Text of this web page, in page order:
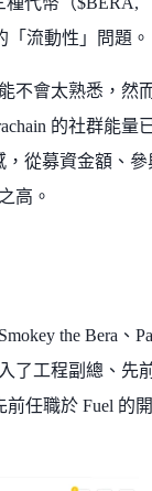
流動性」問題。
不會太熟悉，然
的社群能量
從募資金額、參
高。
the Bera、
了工程副總、先
前任職於 Fuel 的